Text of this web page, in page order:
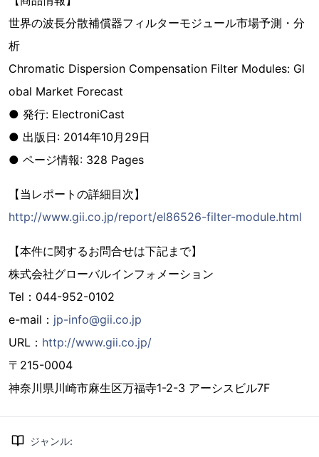
世界の波長分散補償器フィルターモジュール市場予測・分
析
Chromatic Dispersion Compensation Filter Modules: Gl
obal Market Forecast
● 発行: ElectroniCast
● 出版日: 2014年10月29日
● ページ情報: 328 Pages
【当レポートの詳細目次】
http://www.gii.co.jp/report/el86526-filter-module.html
【本件に関するお問合せは下記まで】
株式会社グローバルインフォメーション
Tel：044-952-0102
e-mail： jp-info@gii.co.jp
URL： http://www.gii.co.jp/
〒215-0004
神奈川県川崎市麻生区万福寺1-2-3 アーシスビル7F
ジャンル: